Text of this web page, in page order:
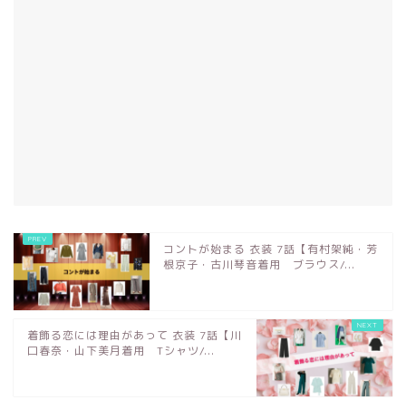
コントが始まる 衣装 7話【有村架純・芳
根京子・古川琴音着用 ブラウス/...
着飾る恋には理由があって 衣装 7話【川
口春奈・山下美月着用 Tシャツ/...